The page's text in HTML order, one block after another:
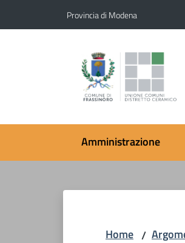
Provincia di Modena
Amministrazione
Home /